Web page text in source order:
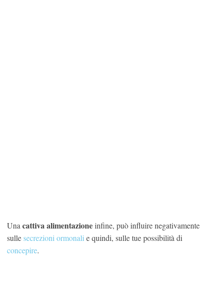
Una cattiva alimentazioneinfine, può influire negativamente
sullesecrezioni ormonali e quindi, sulle tue possibilità di
concepire.